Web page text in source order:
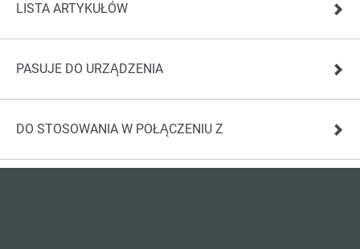
LISTA ARTYKUŁÓW
PASUJE DO URZĄDZENIA
DO STOSOWANIA W POŁĄCZENIU Z